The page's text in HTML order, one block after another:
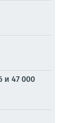
и 47 000